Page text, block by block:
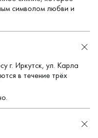
символом любви и
г. Иркутск, ул. Карла
в течение трёх